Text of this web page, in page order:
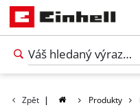
Zpět | Produkty